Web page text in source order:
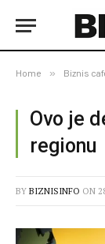
Home » Biznis
Ovo je
regionu
BY BIZNISINFO ON